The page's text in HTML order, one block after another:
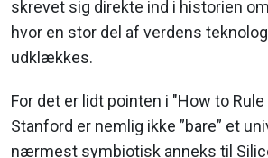
skrevet sig direkte ind i historien
hvor en stor del af verdens
udklækkes.
For det er lidt pointen i "How to Rule
Stanford er nemlig ikke ”bare” et
nærmest symbiotisk anneks til